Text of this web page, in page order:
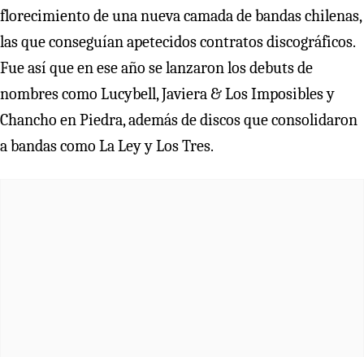
florecimiento de una nueva camada de bandas chilenas,
las que conseguían apetecidos contratos discográficos.
Fue así que en ese año se lanzaron los debuts de
nombres como Lucybell, Javiera & Los Imposibles y
Chancho en Piedra, además de discos que consolidaron
a bandas como La Ley y Los Tres.